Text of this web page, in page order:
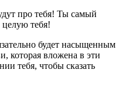
про тебя! Ты самый
тебя!
будет насыщенным
которая вложена в эти
тебя, чтобы сказать